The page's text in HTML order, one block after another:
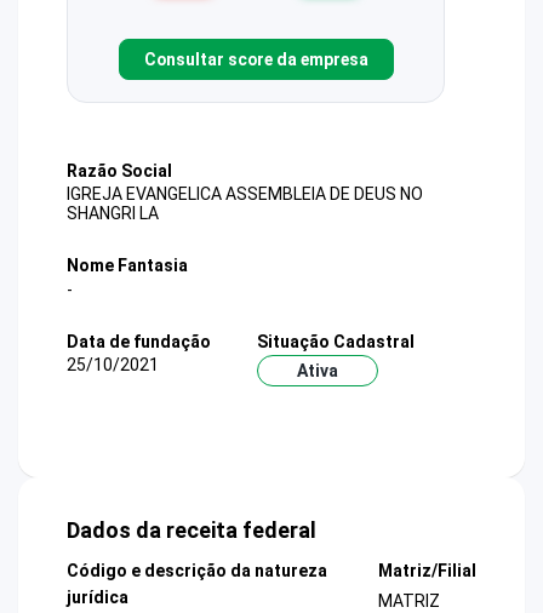
Consultar score da empresa
Razão Social
IGREJA EVANGELICA ASSEMBLEIA DE DEUS NO
SHANGRI LA
Nome Fantasia
-
Data de fundação
25/10/2021
Situação Cadastral
Ativa
Dados da receita federal
Código e descrição da natureza
jurídica
Matriz/Filial
MATRIZ